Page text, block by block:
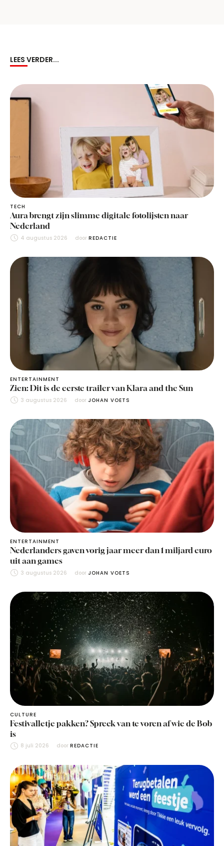
LEES VERDER...
TECH
Aura brengt zijn slimme digitale fotolijsten naar
Nederland
4 augustus 2026 door REDACTIE
ENTERTAINMENT
Zien: Dit is de eerste trailer van Klara and the Sun
3 augustus 2026 door JOHAN VOETS
ENTERTAINMENT
Nederlanders gaven vorig jaar meer dan 1 miljard euro
uit aan games
3 augustus 2026 door JOHAN VOETS
CULTURE
Festivalletje pakken? Spreek van te voren af wie de Bob
is
8 juli 2026 door REDACTIE